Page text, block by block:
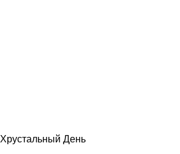
Хрустальный День